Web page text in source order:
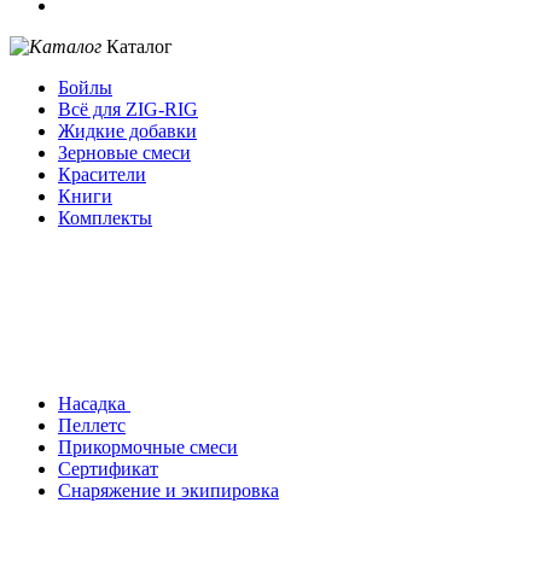
Каталог
Бойлы
Всё для ZIG-RIG
Жидкие добавки
Зерновые смеси
Красители
Книги
Комплекты
Насадка
Пеллетс
Прикормочные смеси
Сертификат
Снаряжение и экипировка